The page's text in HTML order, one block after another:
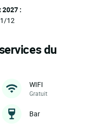
:
12
du
WIFI
Gratuit
Bar